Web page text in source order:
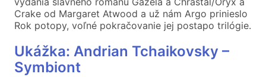
Crake od Margaret Atwood a už nám Argo prinieslo
Rok potopy, voľné pokračovanie jej postapo trilógie.
Ukážka: Andrian Tchaikovsky –
Symbiont